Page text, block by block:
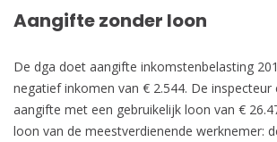
Aangifte zonder loon
De dga doet aangifte inkomstenbelasting
negatief inkomen van € 2.544. De inspecteur
aangifte met een gebruikelijk loon van €
loon van de meestverdienende werknemer: